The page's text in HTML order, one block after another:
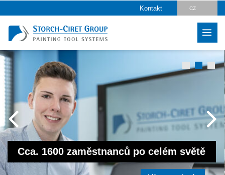
Kontakt CZ
PL
RO
Cca. 1600 zaměstnanců po celém světě